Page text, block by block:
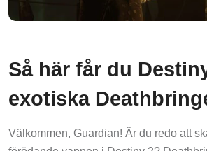
Så här får du
exotiska
Välkommen, Guardian! Är du redo att